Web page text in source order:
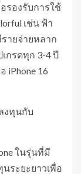
รองรับการใช้
เช่น ฟ้า
ายจ่ายหลาก
กรดทุก 3-4 ปี
iPhone 16
งทุนกับ
ในรุ่นที่มี
ระยะยาวเพื่อ